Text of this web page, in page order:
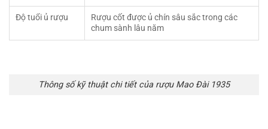
Độ tuổi ủ rượu
Rượu cốt được ủ chín sâu sắc trong các
chum sành lâu năm
Thông số kỹ thuật chi tiết của rượu Mao Đài 1935